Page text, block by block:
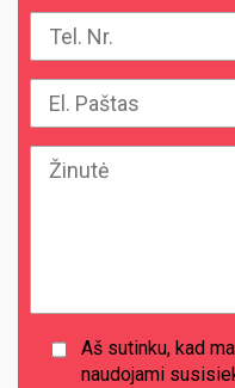
Aš sutinku, kad
naudojami